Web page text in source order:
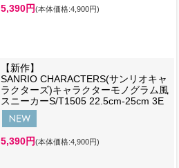
5,390円(本体価格:4,900円)
【新作】
SANRIO CHARACTERS(サンリオキャ
ラクターズ)キャラクターモノグラム風
スニーカーS/T1505 22.5cm-25cm 3E
5,390円(本体価格:4,900円)